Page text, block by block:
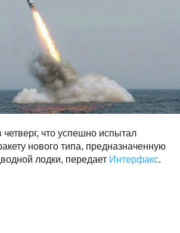
что успешно испытал
нового типа, предназначенную
лодки, передает Интерфакс.